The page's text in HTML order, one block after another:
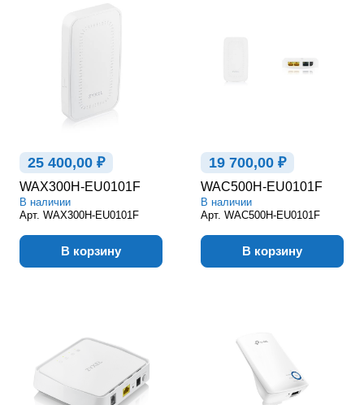
25 400,00 ₽
WAX300H-EU0101F
В наличии
Арт. WAX300H-EU0101F
В корзину
19 700,00 ₽
WAC500H-EU0101F
В наличии
Арт. WAC500H-EU0101F
В корзину